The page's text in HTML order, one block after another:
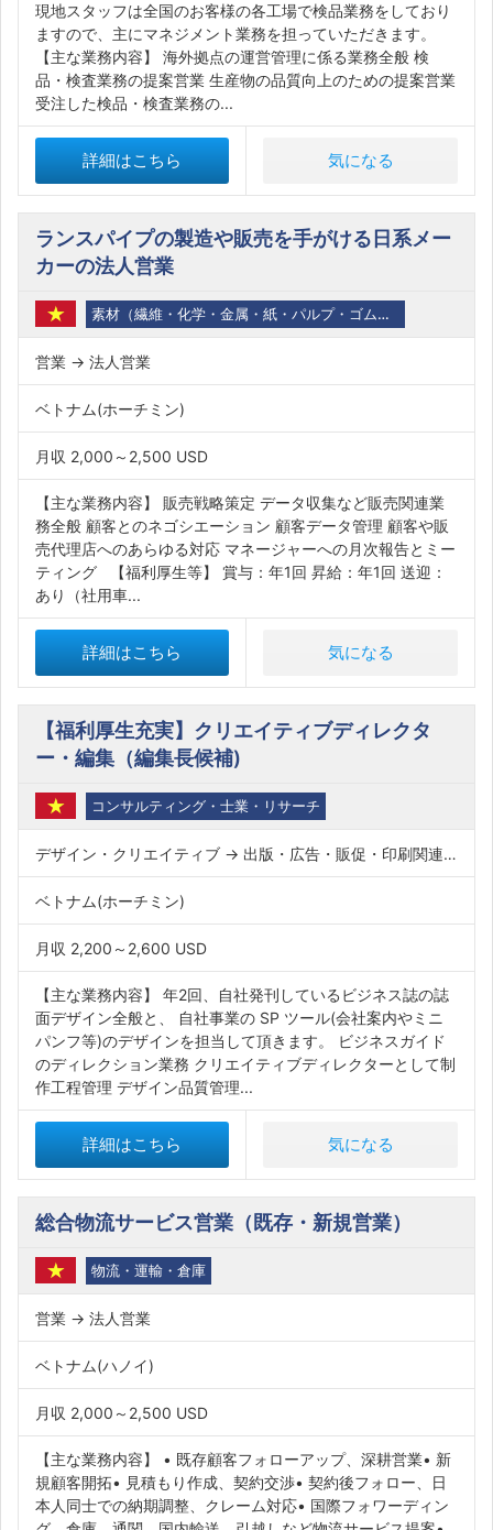
現地スタッフは全国のお客様の各工場で検品業務をしており
ますので、主にマネジメント業務を担っていただきます。
【主な業務内容】 海外拠点の運営管理に係る業務全般 検
品・検査業務の提案営業 生産物の品質向上のための提案営業
受注した検品・検査業務の...
詳細はこちら 気になる
ランスパイプの製造や販売を手がける日系メー
カーの法人営業
素材（繊維・化学・金属・紙・パルプ・ゴム・石油・バイオ）
営業 → 法人営業
ベトナム(ホーチミン)
月収 2,000～2,500 USD
【主な業務内容】 販売戦略策定 データ収集など販売関連業
務全般 顧客とのネゴシエーション 顧客データ管理 顧客や販
売代理店へのあらゆる対応 マネージャーへの月次報告とミー
ティング 【福利厚生等】 賞与：年1回 昇給：年1回 送迎：
あり（社用車...
詳細はこちら 気になる
【福利厚生充実】クリエイティブディレクタ
ー・編集（編集長候補)
コンサルティング・士業・リサーチ
デザイン・クリエイティブ → 出版・広告・販促・印刷関連職
ベトナム(ホーチミン)
月収 2,200～2,600 USD
【主な業務内容】 年2回、自社発刊しているビジネス誌の誌
面デザイン全般と、 自社事業の SP ツール(会社案内やミニ
パンフ等)のデザインを担当して頂きます。 ビジネスガイド
のディレクション業務 クリエイティブディレクターとして制
作工程管理 デザイン品質管理...
詳細はこちら 気になる
総合物流サービス営業（既存・新規営業）
物流・運輸・倉庫
営業 → 法人営業
ベトナム(ハノイ)
月収 2,000～2,500 USD
【主な業務内容】 • 既存顧客フォローアップ、深耕営業• 新
規顧客開拓• 見積もり作成、契約交渉• 契約後フォロー、日
本人同士での納期調整、クレーム対応• 国際フォワーディン